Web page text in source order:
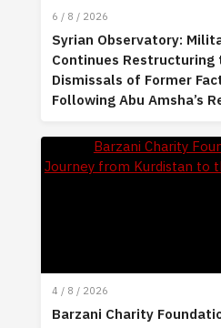
6 / 8 / 2026
Syrian Observatory:
Continues Restructuring
Dismissals of Former
Following Abu Amsha’s
4 / 8 / 2026
Barzani Charity